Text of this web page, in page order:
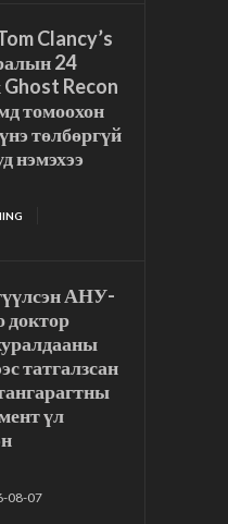
Clancy’s
24
Ghost Recon
томоохон
төлбөргүй
нэмэхээ
АНУ-
доктор
татгалзсан
үл
08-07